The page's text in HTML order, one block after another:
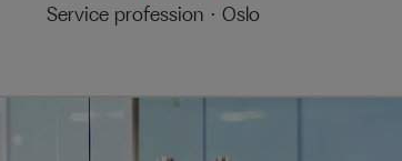
Service profession · Oslo